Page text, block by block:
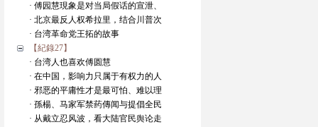
· 傅园慧現象是对当局假话的宣泄、
· 北京最反人权希拉里，结合川普次
· 台湾革命党王拓的故事
【紀錄27】
· 台湾人也喜欢傅圆慧
· 在中国，影响力只属于有权力的人
· 邪恶的平庸性才是最可怕、难以理
· 孫楊、马家军禁药傳闻与提倡全民
· 从戴立忍风波，看大陆官民舆论走